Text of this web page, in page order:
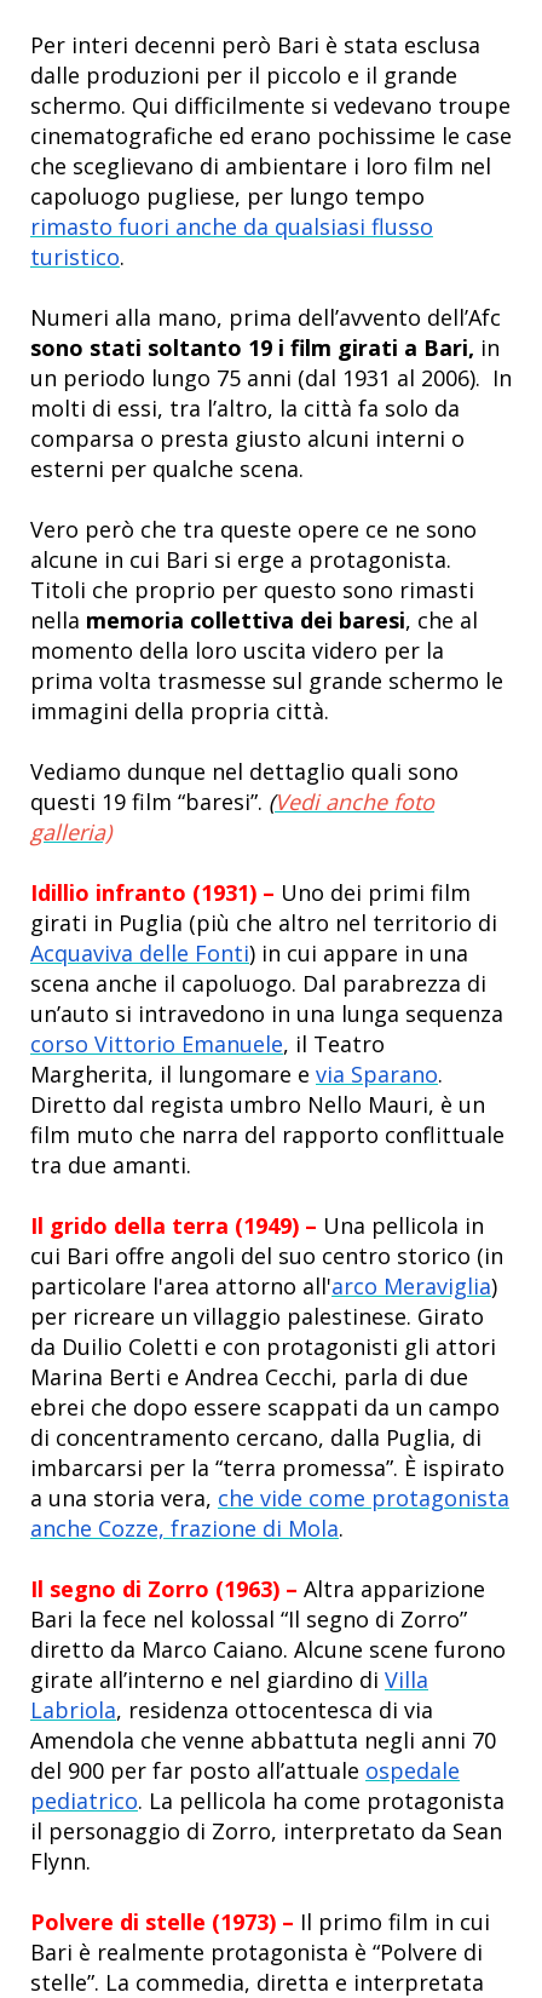
Per interi decenni però Bari è stata esclusa
dalle produzioni per il piccolo e il grande
schermo. Qui difficilmente si vedevano troupe
cinematografiche ed erano pochissime le case
che sceglievano di ambientare i loro film nel
capoluogo pugliese, per lungo tempo
rimasto fuori anche da qualsiasi flusso
turistico.
Numeri alla mano, prima dell’avvento dell’Afc
sono stati soltanto 19 i film girati a Bari, in
un periodo lungo 75 anni (dal 1931 al 2006). In
molti di essi, tra l’altro, la città fa solo da
comparsa o presta giusto alcuni interni o
esterni per qualche scena.
Vero però che tra queste opere ce ne sono
alcune in cui Bari si erge a protagonista.
Titoli che proprio per questo sono rimasti
nella memoria collettiva dei baresi, che al
momento della loro uscita videro per la
prima volta trasmesse sul grande schermo le
immagini della propria città.
Vediamo dunque nel dettaglio quali sono
questi 19 film “baresi”. (Vedi anche foto
galleria)
Idillio infranto (1931) – Uno dei primi film
girati in Puglia (più che altro nel territorio di
Acquaviva delle Fonti) in cui appare in una
scena anche il capoluogo. Dal parabrezza di
un’auto si intravedono in una lunga sequenza
corso Vittorio Emanuele, il Teatro
Margherita, il lungomare e via Sparano.
Diretto dal regista umbro Nello Mauri, è un
film muto che narra del rapporto conflittuale
tra due amanti.
Il grido della terra (1949) – Una pellicola in
cui Bari offre angoli del suo centro storico (in
particolare l'area attorno all'arco Meraviglia)
per ricreare un villaggio palestinese. Girato
da Duilio Coletti e con protagonisti gli attori
Marina Berti e Andrea Cecchi, parla di due
ebrei che dopo essere scappati da un campo
di concentramento cercano, dalla Puglia, di
imbarcarsi per la “terra promessa”. È ispirato
a una storia vera, che vide come protagonista
anche Cozze, frazione di Mola.
Il segno di Zorro (1963) – Altra apparizione
Bari la fece nel kolossal “Il segno di Zorro”
diretto da Marco Caiano. Alcune scene furono
girate all’interno e nel giardino di Villa
Labriola, residenza ottocentesca di via
Amendola che venne abbattuta negli anni 70
del 900 per far posto all’attuale ospedale
pediatrico. La pellicola ha come protagonista
il personaggio di Zorro, interpretato da Sean
Flynn.
Polvere di stelle (1973) – Il primo film in cui
Bari è realmente protagonista è “Polvere di
stelle”. La commedia, diretta e interpretata